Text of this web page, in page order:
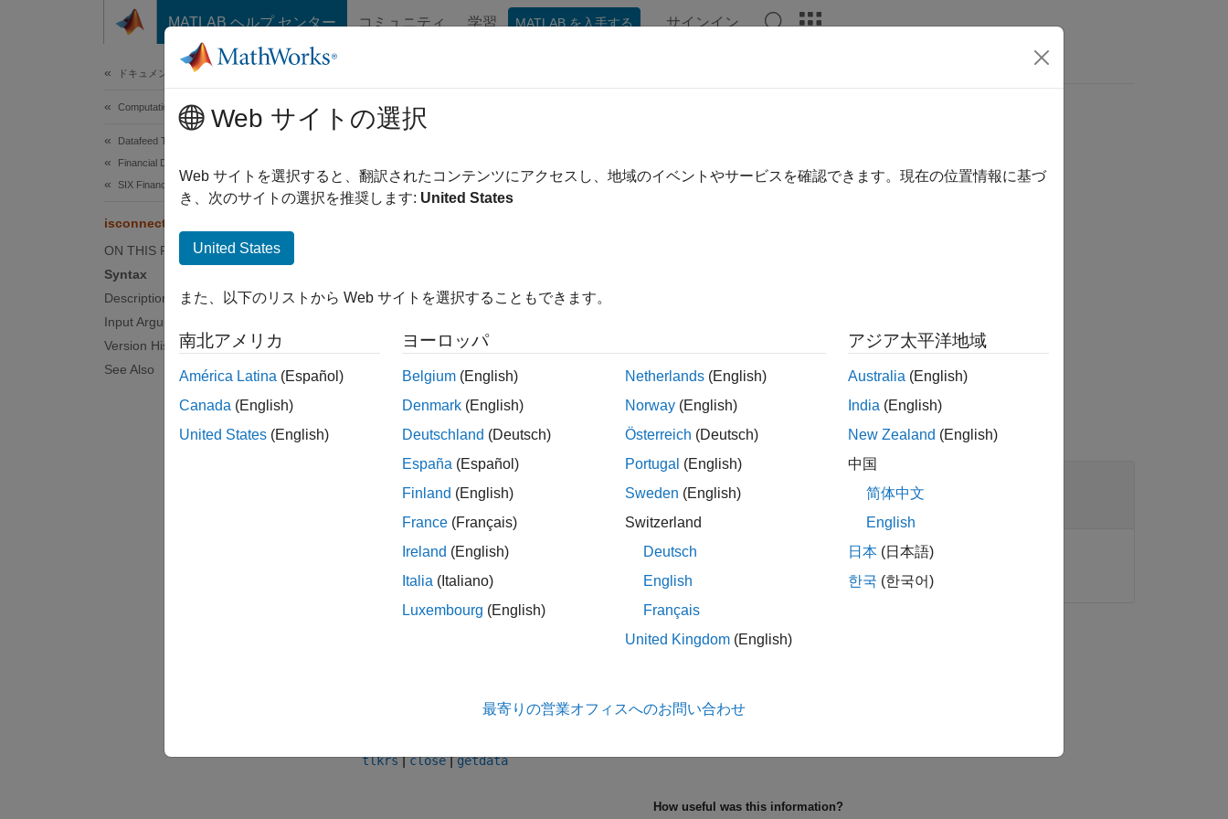
コンテンツへスキップ
MATLAB ヘルプ センター コミュニティ 学習 MATLAB を入手する サインイン
ドキュメンテーションのホーム
Computational Finance
Datafeed Toolbox
Financial Data
SIX Financial Information
isconnection
ON THIS PAGE
Syntax
Description
Input Arguments
Version History
See Also
isconnection
Determine if SIX Financial Information connection is valid
Description
X = isconnection(c connection andfalseotherwise.
Input Arguments
collapse all
tlkrsobject
Connection object, specified as a object.
tlkrs|close|getdata
How useful was this information?
Web サイトの選択
Web サイトを選択すると、翻訳されたコンテンツにアクセスし、地域のイベントやサービスを確認できます。現在の位置情報に基づ
き、次のサイトの選択を推奨します: United States
United States
また、以下のリストから Web サイトを選択することもできます。
南北アメリカ
América Latina (Español)
Canada (English)
United States (English)
ヨーロッパ
Belgium (English)
Denmark (English)
Deutschland (Deutsch)
España (Español)
Finland (English)
France (Français)
Ireland (English)
Italia (Italiano)
Luxembourg (English)
Netherlands (English)
Norway (English)
Österreich (Deutsch)
Portugal (English)
Sweden (English)
Switzerland
Deutsch
English
Français
United Kingdom (English)
アジア太平洋地域
Australia (English)
India (English)
New Zealand (English)
中国
简体中文
English
日本 (日本語)
한국 (한국어)
最寄りの営業オフィスへのお問い合わせ